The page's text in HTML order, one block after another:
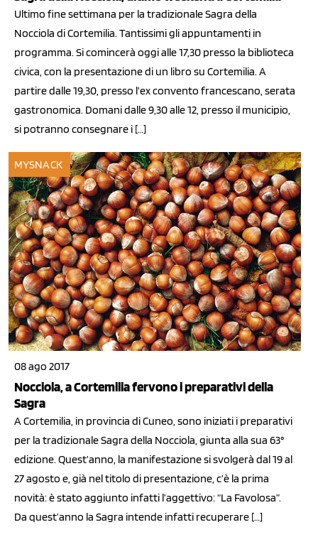
Ultimo fine settimana per la tradizionale Sagra della
Nocciola di Cortemilia. Tantissimi gli appuntamenti in
programma. Si comincerà oggi alle 17,30 presso la biblioteca
civica, con la presentazione di un libro su Cortemilia. A
partire dalle 19,30, presso l’ex convento francescano, serata
gastronomica. Domani dalle 9,30 alle 12, presso il municipio,
si potranno consegnare i […]
MYSNACK
08 ago 2017
Nocciola, a Cortemilia fervono i preparativi della
Sagra
A Cortemilia, in provincia di Cuneo, sono iniziati i preparativi
per la tradizionale Sagra della Nocciola, giunta alla sua 63°
edizione. Quest’anno, la manifestazione si svolgerà dal 19 al
27 agosto e, già nel titolo di presentazione, c’è la prima
novità: è stato aggiunto infatti l’aggettivo: “La Favolosa”.
Da quest’anno la Sagra intende infatti recuperare […]